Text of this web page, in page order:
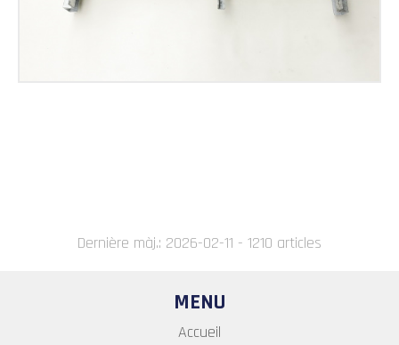
Dernière màj.: 2026-02-11 - 1210 articles
MENU
Accueil